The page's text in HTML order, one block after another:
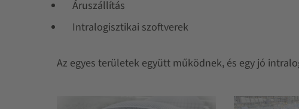
Áruszállítás
Intralogisztikai szoftverek
Az egyes területek együtt működnek, és egy jó